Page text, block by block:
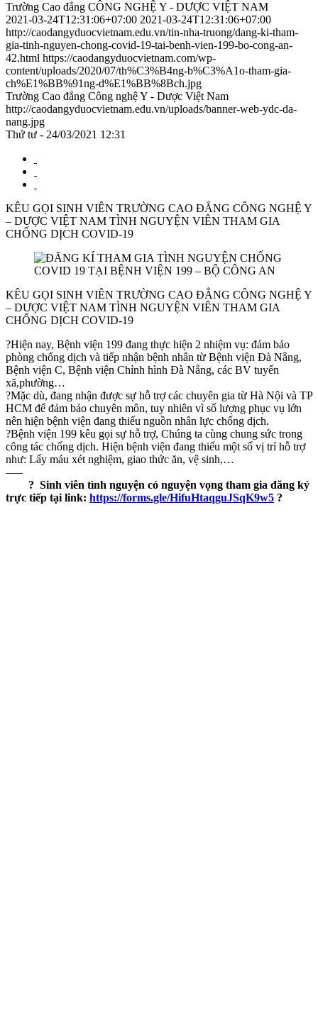
Trường Cao đẳng CÔNG NGHỆ Y - DƯỢC VIỆT NAM
2021-03-24T12:31:06+07:00 2021-03-24T12:31:06+07:00
http://caodangyduocvietnam.edu.vn/tin-nha-truong/dang-ki-tham-
gia-tinh-nguyen-chong-covid-19-tai-benh-vien-199-bo-cong-an-
42.html https://caodangyduocvietnam.com/wp-
content/uploads/2020/07/th%C3%B4ng-b%C3%A1o-tham-gia-
ch%E1%BB%91ng-d%E1%BB%8Bch.jpg
Trường Cao đẳng Công nghệ Y - Dược Việt Nam
http://caodangyduocvietnam.edu.vn/uploads/banner-web-ydc-da-
nang.jpg
Thứ tư - 24/03/2021 12:31
KÊU GỌI SINH VIÊN TRƯỜNG CAO ĐẲNG CÔNG NGHỆ Y
– DƯỢC VIỆT NAM TÌNH NGUYỆN VIÊN THAM GIA
CHỐNG DỊCH COVID-19
KÊU GỌI SINH VIÊN TRƯỜNG CAO ĐẲNG CÔNG NGHỆ Y
– DƯỢC VIỆT NAM TÌNH NGUYỆN VIÊN THAM GIA
CHỐNG DỊCH COVID-19
?Hiện nay, Bệnh viện 199 đang thực hiện 2 nhiệm vụ: đảm bảo
phòng chống dịch và tiếp nhận bệnh nhân từ Bệnh viện Đà Nẵng,
Bệnh viện C, Bệnh viện Chỉnh hình Đà Nẵng, các BV tuyến
xã,phường…
?Mặc dù, đang nhận được sự hỗ trợ các chuyên gia từ Hà Nội và TP
HCM để đảm bảo chuyên môn, tuy nhiên vì số lượng phục vụ lớn
nên hiện bệnh viện đang thiếu nguồn nhân lực chống dịch.
?Bệnh viện 199 kêu gọi sự hỗ trợ, Chúng ta cùng chung sức trong
công tác chống dịch. Hiện bệnh viện đang thiếu một số vị trí hỗ trợ
như: Lấy máu xét nghiệm, giao thức ăn, vệ sinh,…
—–
? Sinh viên tình nguyện có nguyện vọng tham gia đăng ký
trực tiếp tại link: https://forms.gle/HifuHtaqguJSqK9w5 ?